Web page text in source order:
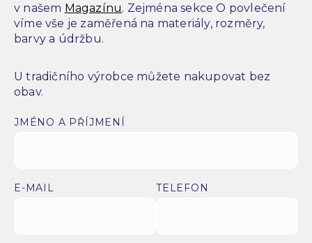
v našem Magazínu. Zejména sekce O povlečení
víme vše je zaměřená na materiály, rozměry,
barvy a údržbu.
U tradičního výrobce můžete nakupovat bez
obav.
JMÉNO A PŘÍJMENÍ
E-MAIL TELEFON